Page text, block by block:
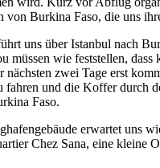
von Burkina Faso, die uns
uns über Istanbul nach
müssen wie feststellen,
nächsten zwei Tage erst
fahren und die Koffer durch
Faso.
erwartet uns
Chez Sana, eine kleine